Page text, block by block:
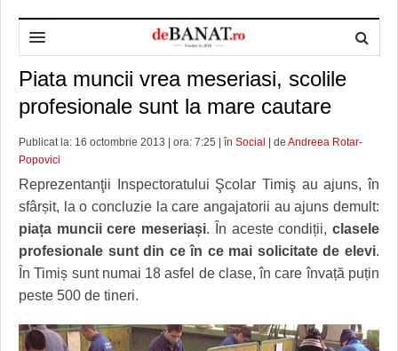
HOME
DESPRE NOI
REDACȚIA DEBANAT
POLITICA DE COOKIES
POLITICA DE CONFIDENȚIALITATE
ADMINISTRAȚIE
PRIMĂRIA TIMIŞOARA
CONSILIUL JUDEŢEAN TIMIŞ
POLITICĂ
POLITICA
SPORT
FOTBAL JUDETEAN
ALTE SPORTURI
DOSARELE DEBANAT
ETICA LUCIDITĂȚII ASISTATE
JURNAL DE CAMPANIE
TIMP LIBER ȘI CULTURĂ
TIMP LIBER
ULTRAMARIN VA RECOMANDA
ECONOMIC
AFACERI
SĂNĂTATE
Piata muncii vrea meseriasi, scolile
profesionale sunt la mare cautare
Publicat la: 16 octombrie 2013 | ora: 7:25 | în Social | de Andreea Rotar-
Popovici
Reprezentanţii Inspectoratului Şcolar Timiş au ajuns, în
sfârșit, la o concluzie la care angajatorii au ajuns demult:
piața muncii cere meseriași. În aceste condiții,clasele
profesionale sunt din ce în ce mai solicitate de elevi.
În Timiș sunt numai 18 asfel de clase, în care învață puțin
peste 500 de tineri.